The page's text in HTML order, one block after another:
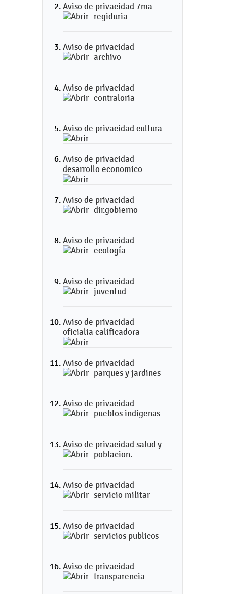
Aviso de privacidad 7ma
regiduria
Aviso de privacidad
archivo
Aviso de privacidad
contraloria
Aviso de privacidad cultura
Aviso de privacidad
desarrollo economico
Aviso de privacidad
dir.gobierno
Aviso de privacidad
ecología
Aviso de privacidad
juventud
Aviso de privacidad
oficialia calificadora
Aviso de privacidad
parques y jardines
Aviso de privacidad
pueblos indigenas
Aviso de privacidad salud y
poblacion.
Aviso de privacidad
servicio militar
Aviso de privacidad
servicios publicos
Aviso de privacidad
transparencia